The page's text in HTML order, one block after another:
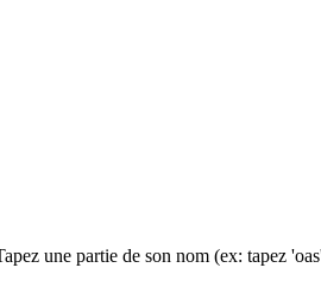
une partie de son nom (ex: tapez